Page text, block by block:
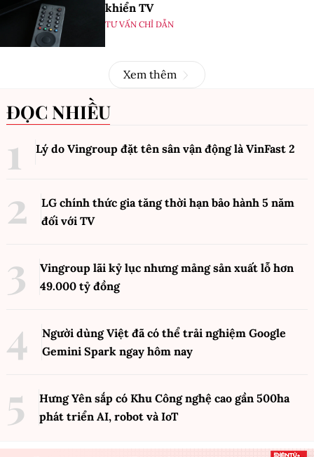
khiển TV
TƯ VẤN CHỈ DẪN
Xem thêm
ĐỌC NHIỀU
Lý do Vingroup đặt tên sân vận động là VinFast 2
LG chính thức gia tăng thời hạn bảo hành 5 năm
đối với TV
Vingroup lãi kỷ lục nhưng mảng sản xuất lỗ hơn
49.000 tỷ đồng
Người dùng Việt đã có thể trải nghiệm Google
Gemini Spark ngay hôm nay
Hưng Yên sắp có Khu Công nghệ cao gần 500ha
phát triển AI, robot và IoT